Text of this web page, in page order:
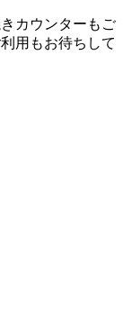
カウンターもご
用もお待ちして